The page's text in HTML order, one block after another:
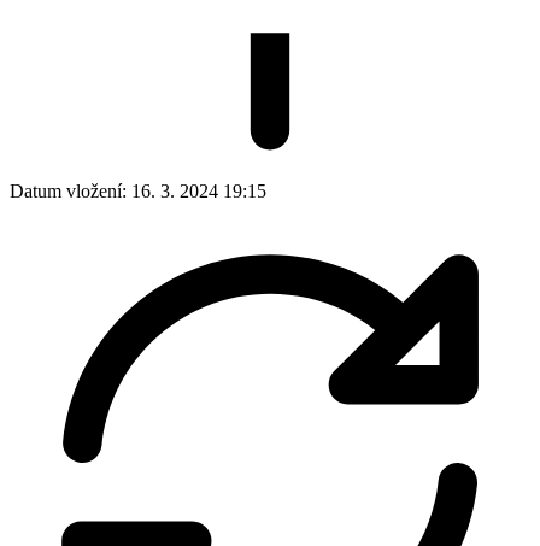
Datum vložení: 16. 3. 2024 19:15